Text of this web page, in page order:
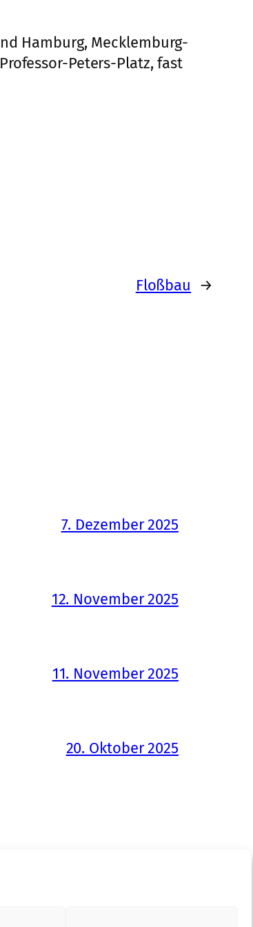
Hamburg, Mecklemburg-
Peters-Platz, fast
Floßbau →
7. Dezember 2025
12. November 2025
11. November 2025
20. Oktober 2025